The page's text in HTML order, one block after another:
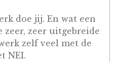
doe jij. En wat een
zeer, zeer uitgebreide
zelf veel met de
NEI.